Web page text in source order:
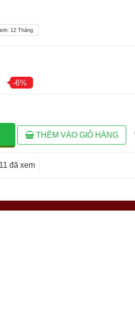
12 Tháng
-6%
THÊM VÀO GIỎ HÀNG
đã xem